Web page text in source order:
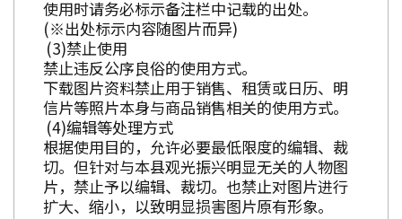
使用时请务必标示备注栏中记载的出处。
(※出处标示内容随图片而异)
禁止使用
禁止违反公序良俗的使用方式。
下载图片资料禁止用于销售、租赁或日历、明
信片等照片本身与商品销售相关的使用方式。
编辑等处理方式
根据使用目的，允许必要最低限度的编辑、裁
切。但针对与本县观光振兴明显无关的人物图
片，禁止予以编辑、裁切。也禁止对图片进行
扩大、缩小，以致明显损害图片原有形象。